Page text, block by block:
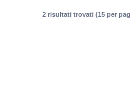
2 risultati trovati (15 per